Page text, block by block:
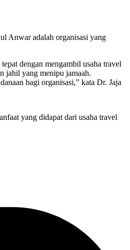
Anwar adalah organisasi yang
dengan mengambil usaha travel
jahil yang menipu jamaah.
bagi organisasi,” kata Dr. Jaja
yang didapat dari usaha travel